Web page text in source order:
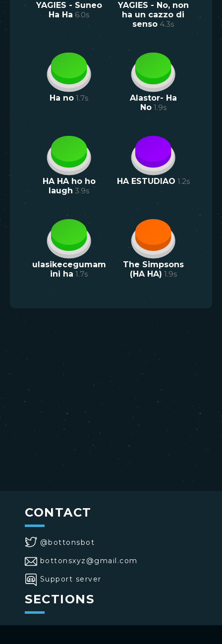
YAGIES - Suneo
Ha Ha 6.0s
YAGIES - No, non
ha un cazzo di
senso 4.3s
Ha no 1.7s
Alastor- Ha
No 1.9s
HA HA ho ho
laugh 3.9s
HA ESTUDIAO 1.2s
ulasikecegumam
ini ha 1.7s
The Simpsons
(HA HA) 1.9s
CONTACT
@bottonsbot
bottonsxyz@gmail.com
Support server
SECTIONS
>Home